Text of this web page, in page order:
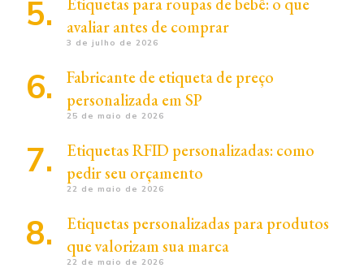
avaliar antes de comprar
3 de julho de 2026
Fabricante de etiqueta de preço
personalizada em SP
25 de maio de 2026
Etiquetas RFID personalizadas: como
pedir seu orçamento
22 de maio de 2026
Etiquetas personalizadas para produtos
que valorizam sua marca
22 de maio de 2026